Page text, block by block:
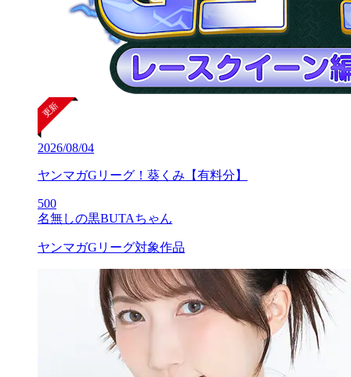
2026/08/04
ヤンマガGリーグ！葵くみ【有料分】
500
名無しの黒BUTAちゃん
ヤンマガGリーグ対象作品